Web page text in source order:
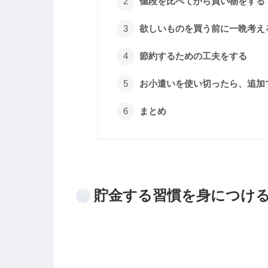
欲しいものを買う前に一晩考え
節約するための工夫をする
お小遣いを使い切ったら、追加
まとめ
貯金する習慣を身につける